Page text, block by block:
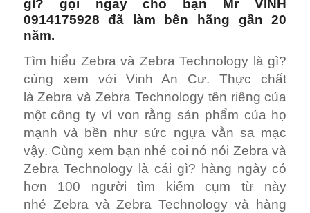
gì? gọi ngay cho bạn Mr VINH
0914175928 đã làm bên hãng gần 20
năm.
Tìm hiểu Zebra và Zebra Technology là gì?
cùng xem với Vinh An Cư. Thực chất
là Zebra và Zebra Technology tên riêng của
một công ty ví von rằng sản phẩm của họ
mạnh và bền như sức ngựa vằn sa mạc
vậy. Cùng xem bạn nhé coi nó nói Zebra và
Zebra Technology là cái gì? hàng ngày có
hơn 100 người tìm kiếm cụm từ này
nhé Zebra và Zebra Technology và hàng